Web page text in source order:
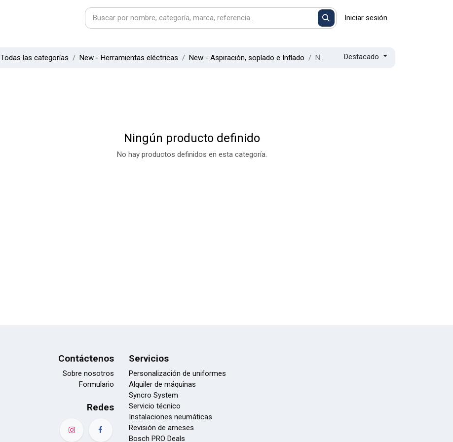
Iniciar sesión
Todas las categorías New - Herramientas eléctricas New - Aspiración, soplado e Inflado Destacado
Ningún producto definido
No hay productos definidos en esta categoría.
Contáctenos
Sobre nosotros
Formulario
Redes
Servicios
Personalización de uniformes
Alquiler de máquinas
Syncro System
Servicio técnico
Instalaciones neumáticas
Revisión de arneses
Bosch PRO Deals